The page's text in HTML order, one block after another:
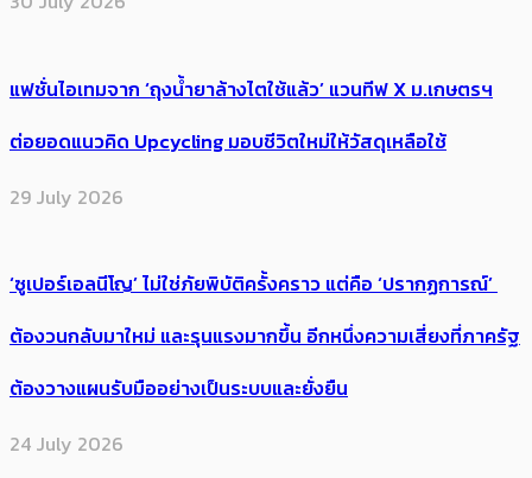
แฟชั่นไอเทมจาก ‘ถุงน้ำยาล้างไตใช้แล้ว’ แวนทีฟ X ม.เกษตรฯ
ต่อยอดแนวคิด Upcycling มอบชีวิตใหม่ให้วัสดุเหลือใช้
29 July 2026
‘ซูเปอร์เอลนีโญ’ ไม่ใช่ภัยพิบัติครั้งคราว แต่คือ ‘ปรากฏการณ์’ ​
ต้อง​วนกลับมาใหม่ และรุนแรงมากขึ้น อีกหนึ่งความเสี่ยงที่ภาครัฐ
ต้องวางแผนรับมืออย่างเป็นระบบและยั่งยืน
24 July 2026